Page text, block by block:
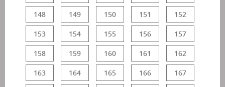
148 149 150 151 152
153 154 155 156 157
158 159 160 161 162
163 164 165 166 167